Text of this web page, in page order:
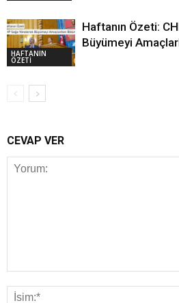
HAFTANIN
ÖZETİ
Haftanın Özeti:
Büyümeyi
CEVAP VER